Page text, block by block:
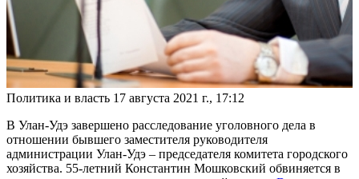
Политика и власть 17 августа 2021 г., 17:12
В Улан-Удэ завершено расследование уголовного дела в
отношении бывшего заместителя руководителя
администрации Улан-Удэ – председателя комитета городского
хозяйства. 55-летний Константин Мошковский обвиняется в